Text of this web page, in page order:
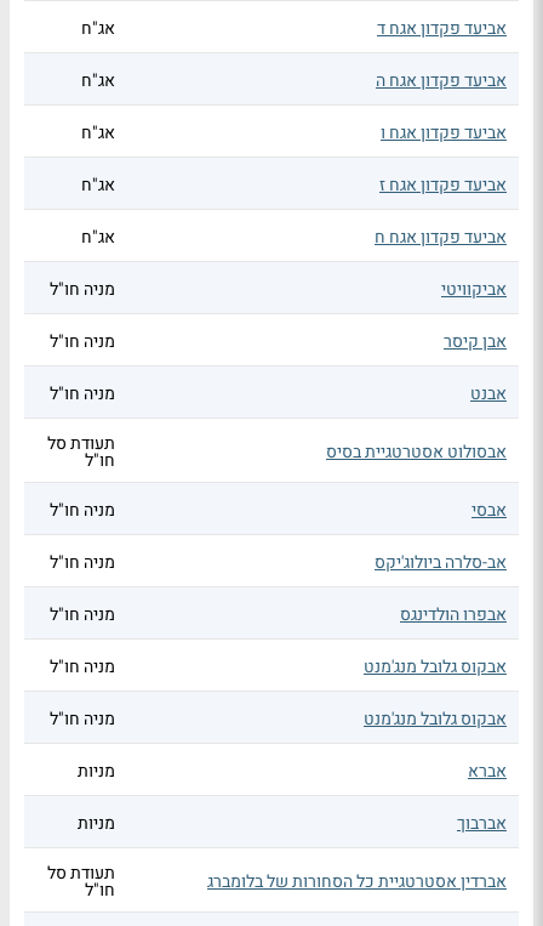
אביעד פקדון אגח ד אג"ח
אביעד פקדון אגח ה אג"ח
אביעד פקדון אגח ו אג"ח
אביעד פקדון אגח ז אג"ח
אביעד פקדון אגח ח אג"ח
אביקוויטי מניה חו"ל
אבן קיסר מניה חו"ל
אבנט מניה חו"ל
אבסולוט אסטרטגיית בסיס תעודת סל
חו"ל
אבסי
מניה חו"ל
אב-סלרה ביולוג'יקס מניה חו"ל
אבפרו הולדינגס מניה חו"ל
אבקוס גלובל מנג'מנט מניה חו"ל
אבקוס גלובל מנג'מנט מניה חו"ל
אברא מניות
אברבוך מניות
אברדין אסטרטגיית כל הסחורות של בלומברג תעודת סל
חו"ל